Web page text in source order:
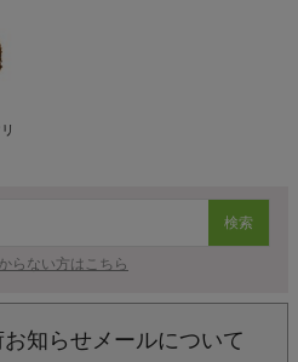
検索
らない方はこちら
知らせメールについて